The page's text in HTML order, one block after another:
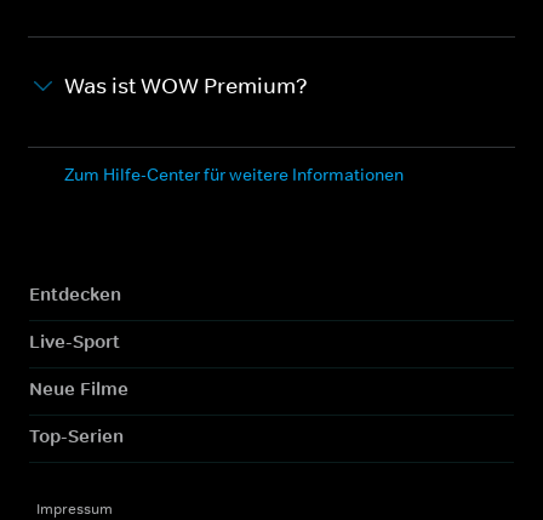
Was ist WOW Premium?
Zum Hilfe-Center für weitere Informationen
Entdecken
Live-Sport
Neue Filme
Top-Serien
Impressum